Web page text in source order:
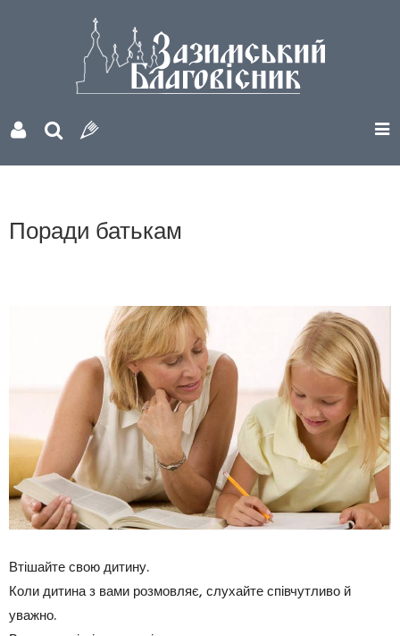
Поради батькам
Втішайте свою дитину.
Коли дитина з вами розмовляє, слухайте співчутливо й
уважно.